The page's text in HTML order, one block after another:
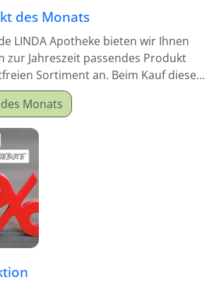
des Monats
LINDA Apotheke bieten wir Ihnen
zur Jahreszeit passendes Produkt
Sortiment an. Beim Kauf dieses
erhalten Sie einen Mitgabeartikel
Monats